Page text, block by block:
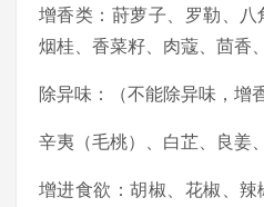
增香类：莳萝子、罗勒、八
烟桂、香菜籽、肉蔻、茴香
除异味：（不能除异味，增
辛夷（毛桃）、白芷、良姜
增进食欲：胡椒、花椒、